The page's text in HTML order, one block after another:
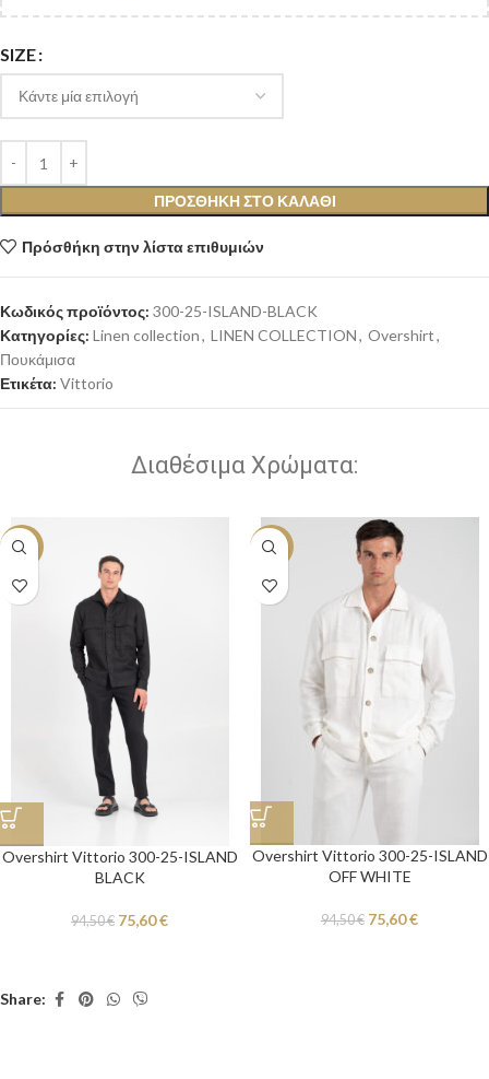
SIZE
ΠΡΟΣΘΉΚΗ ΣΤΟ ΚΑΛΆΘΙ
Πρόσθήκη στην λίστα επιθυμιών
Κωδικός προϊόντος: 300-25-ISLAND-BLACK
Κατηγορίες: Linen collection, LINEN COLLECTION, Overshirt,
Πουκάμισα
Ετικέτα: Vittorio
Διαθέσιμα Χρώματα:
-20%
Overshirt Vittorio 300-25-ISLAND
BLACK
94,50€ 75,60€
-20%
Overshirt Vittorio 300-25-ISLAND
OFF WHITE
94,50€ 75,60€
Share: